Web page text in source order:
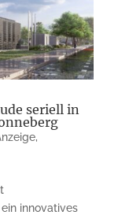
seriell in
,
innovatives